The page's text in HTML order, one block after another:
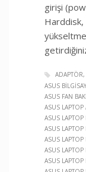
girişi
Harddisk,
yükseltme
ADAPTÖR
ASUS
ASUS FAN
ASUS LAPTOP
ASUS LAPTOP
ASUS LAPTOP
ASUS LAPTOP
ASUS LAPTOP
ASUS LAPTOP